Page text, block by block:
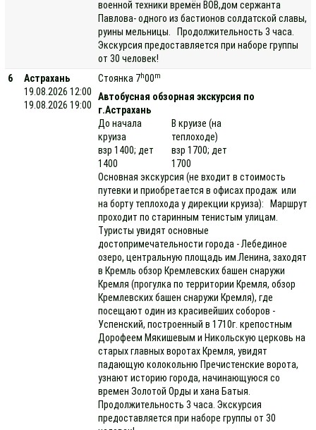
военной техники времён ВОВ,дом сержанта
Павлова- одного из бастионов солдатской славы,
руины мельницы. Продолжительность 3 часа.
Экскурсия предоставляется при наборе группы
от 30 человек!
6
Астрахань
19.08.2026 12:00
19.08.2026 19:00
Стоянка 7h00m
Автобусная обзорная экскурсия по
г.Астрахань
До начала
круиза
взр 1400; дет
1400
В круизе (на
теплоходе)
взр 1700; дет
1700
Основная экскурсия (не входит в стоимость
путевки и приобретается в офисах продаж или
на борту теплохода у дирекции круиза): Маршрут
проходит по старинным тенистым улицам.
Туристы увидят основные
достопримечательности города - Лебединое
озеро, центральную площадь им.Ленина, заходят
в Кремль обзор Кремлевских башен снаружи
Кремля (прогулка по территории Кремля, обзор
Кремлевских башен снаружи Кремля), где
посещают один из красивейших соборов -
Успенский, построенный в 1710г. крепостным
Дорофеем Мякишевым и Никольскую церковь на
старых главных воротах Кремля, увидят
падающую колокольню Пречистенские ворота,
узнают историю города, начинающуюся со
времен Золотой Орды и хана Батыя.
Продолжительность 3 часа. Экскурсия
предоставляется при наборе группы от 30